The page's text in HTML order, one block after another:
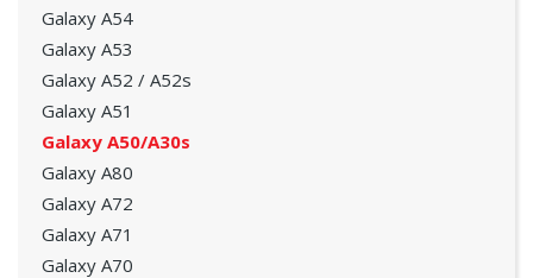
Galaxy A54
Galaxy A53
Galaxy A52 / A52s
Galaxy A51
Galaxy A50/A30s
Galaxy A80
Galaxy A72
Galaxy A71
Galaxy A70